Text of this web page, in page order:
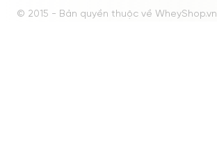
© 2015 - Bản quyền thuộc về WheyShop.vn